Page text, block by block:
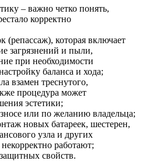
– важно четко понять,
корректно
(репассаж), которая включает
загрязнений и пыли,
при необходимости
баланса и хода;
взамен треснутого,
процедура может
эстетики;
или по желанию владельца;
новых батареек, шестерен,
узла и других
работают;
свойств.